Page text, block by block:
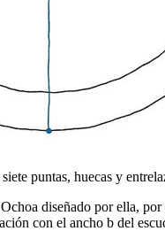
puntas, huecas y
diseñado por ella, por
con el ancho b del